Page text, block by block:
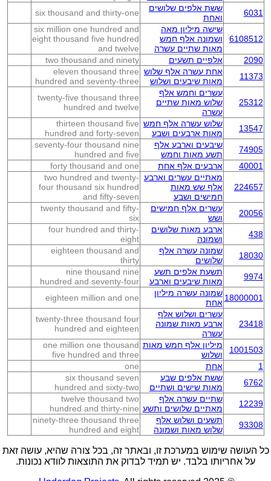
6031
ששת אלפים שלושים
ואחת
six thousand and thirty-one
6108512
שישה מיליון מאה
ושמונה אלף חמש
מאות שתיים עשרה
six million one hundred and
eight thousand five hundred
and twelve
2090
אלפיים תשעים
two thousand and ninety
11373
אחת עשרה אלף שלוש
מאות שיבעים ושלוש
eleven thousand three
hundred and seventy-three
25312
עשרים וחמש אלף
שלוש מאות שתיים
עשרה
twenty-five thousand three
hundred and twelve
13547
שלוש עשרה אלף חמש
מאות ארבעים ושבע
thirteen thousand five
hundred and forty-seven
74905
שיבעים וארבע אלף
תשע מאות וחמש
seventy-four thousand nine
hundred and five
40001
ארבעים אלף אחת forty thousand and one
224657
מאתיים עשרים וארבע
אלף שש מאות
חמישים ושבע
two hundred and twenty-
four thousand six hundred
and fifty-seven
20056
עשרים אלף חמישים
ושש
twenty thousand and fifty-
six
438
ארבע מאות שלושים
ושמונה
four hundred and thirty-
eight
18030
שמונה עשרה אלף
שלושים
eighteen thousand and
thirty
9974
תשעת אלפים תשע
מאות שיבעים וארבע
nine thousand nine
hundred and seventy-four
18000001 שמונה עשרה מיליון
אחת
eighteen million and one
23418
עשרים ושלוש אלף
ארבע מאות שמונה
עשרה
twenty-three thousand four
hundred and eighteen
1001503
מיליון אלף חמש מאות
ושלוש
one million one thousand
five hundred and three
1
אחת
one
6762
ששת אלפים שבע
מאות שישים ושתיים
six thousand seven
hundred and sixty-two
12239
שתיים עשרה אלף
מאתיים שלושים ותשע
twelve thousand two
hundred and thirty-nine
93308
תשעים ושלוש אלף
שלוש מאות ושמונה
ninety-three thousand three
hundred and eight
כל העושה שימוש במערכת זו, ובאתר זה, בכל צורה שהיא, עושה זאת
על אחריותו בלבד. יש תמיד לבדוק את התוצאות לוודא נכונות.